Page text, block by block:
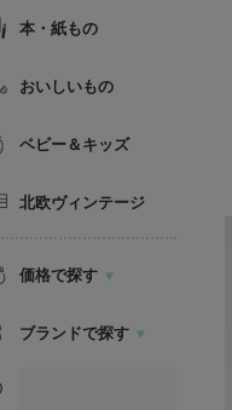
本・紙もの
おいしいもの
ベビー＆キッズ
北欧ヴィンテージ
価格で探す
ブランドで探す